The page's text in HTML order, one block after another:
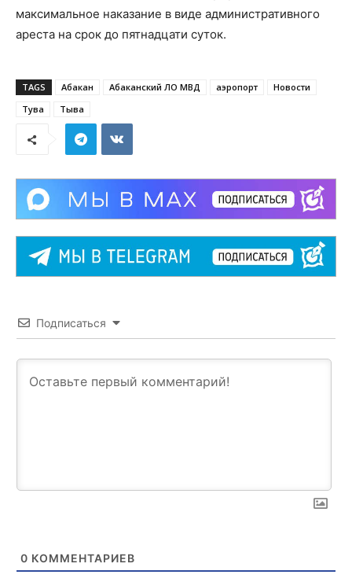
максимальное наказание в виде административного
ареста на срок до пятнадцати суток.
TAGS Абакан Абаканский ЛО МВД аэропорт
Новости
Тува
Тыва
Подписаться
0 КОММЕНТАРИЕВ